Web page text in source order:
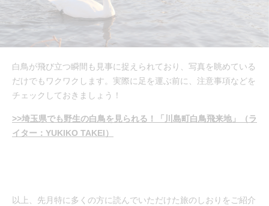
白鳥が飛び立つ瞬間も見事に捉えられており、写真を眺めている
だけでもワクワクします。実際に足を運ぶ前に、注意事項などを
チェックしておきましょう！
>>埼玉県でも野生の白鳥を見られる！「川島町白鳥飛来地」（ラ
イター：YUKIKO TAKEI）
以上、先月特に多くの方に読んでいただけた旅のしおりをご紹介